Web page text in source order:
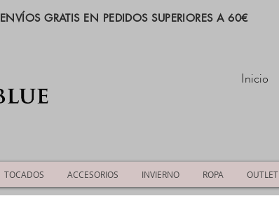
ENVÍOS GRATIS EN PEDIDOS SUPERIORES A 60€
Inicio
TOCADOS ACCESORIOS INVIERNO ROPA OUTLET